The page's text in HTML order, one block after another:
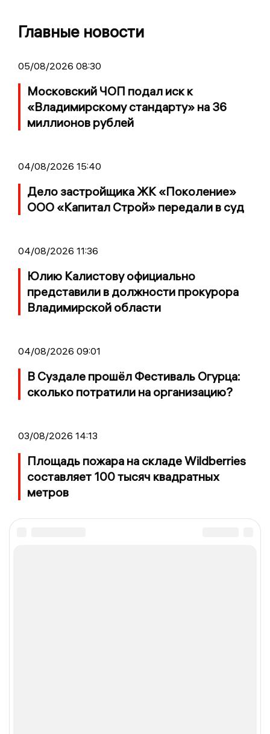
Главные новости
05/08/2026 08:30
Московский ЧОП подал иск к
«Владимирскому стандарту» на 36
миллионов рублей
04/08/2026 15:40
Дело застройщика ЖК «Поколение»
ООО «Капитал Строй» передали в суд
04/08/2026 11:36
Юлию Калистову официально
представили в должности прокурора
Владимирской области
04/08/2026 09:01
В Суздале прошёл Фестиваль Огурца:
сколько потратили на организацию?
03/08/2026 14:13
Площадь пожара на складе Wildberries
составляет 100 тысяч квадратных
метров